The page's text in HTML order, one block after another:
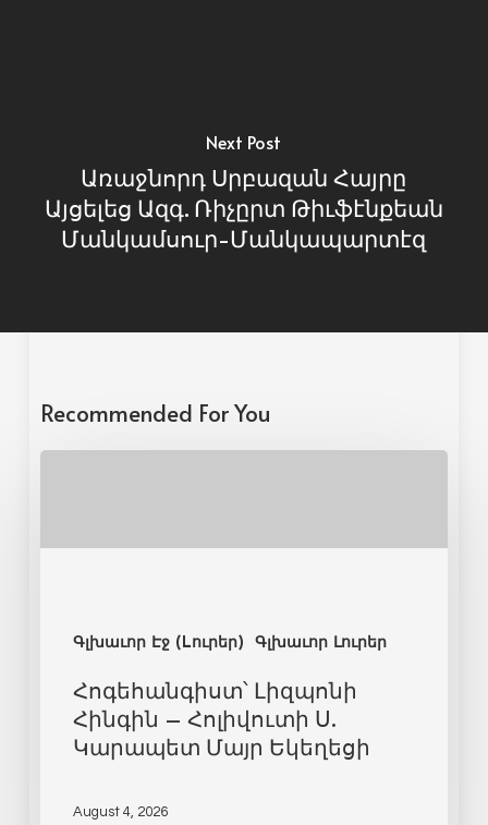
Next Post
Առաջնորդ Սրբազան Հայրը
Այցելեց Ազգ. Ռիչըրտ Թիւֆէնքեան
Մանկամսուր-Մանկապարտէզ
Recommended For You
Գլխաւոր Էջ (Lուրեր) Գլխաւոր Լուրեր
Հոգեհանգիստ՝ Լիզպոնի
Հինգին – Հոլիվուտի Ս.
Կարապետ Մայր Եկեղեցի
August 4, 2026